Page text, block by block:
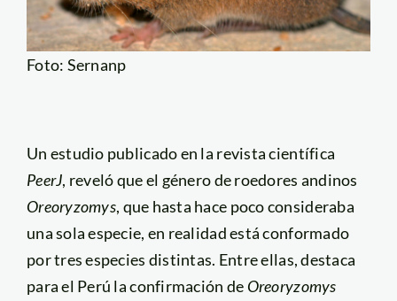
Foto: Sernanp
Un estudio publicado en la revista científica
PeerJ, reveló que el género de roedores andinos
Oreoryzomys, que hasta hace poco consideraba
una sola especie, en realidad está conformado
por tres especies distintas. Entre ellas, destaca
para el Perú la confirmación de Oreoryzomys